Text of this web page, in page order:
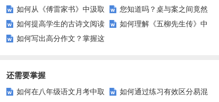
难字词？——实例解析助您一臂
之力
解能力？这里有你想要的答案！
如何从《傅雷家书》中汲取
家庭教育的智慧？
您知道吗？桌与案之间竟然
有这么多区别！
如何提高学生的古诗文阅读
理解能力？
如何理解《五柳先生传》中
如何写出高分作文？掌握这
还需要掌握
如何在八年级语文月考中取
如何通过练习有效区分易混